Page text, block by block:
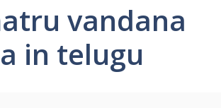
vandana
in telugu